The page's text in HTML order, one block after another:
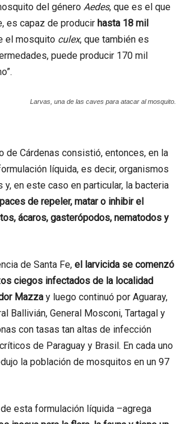
del género Aedes, que es el que
es capaz de producir hasta 18 mil
el mosquito culex, que también es
puede producir 170 mil
Larvas, una de las caves para atacar al mosquito.
de Cárdenas consistió, entonces, en la
líquida, es decir, organismos
y, en este caso en particular, la bacteria
de repeler, matar o inhibir el
ácaros, gasterópodos, nematodos y
de Santa Fe, el larvicida se comenzó
ciegos infectados de la localidad
Mazza y luego continuó por Aguaray,
Ballivián, General Mosconi, Tartagal y
con tasas tan altas de infección
de Paraguay y Brasil. En cada uno
la población de mosquitos en un 97
esta formulación líquida –agrega